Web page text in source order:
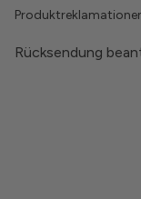
Rücksendung